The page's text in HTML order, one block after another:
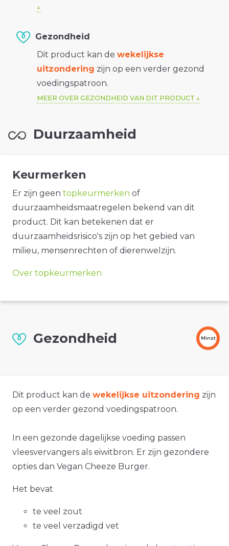
Gezondheid
Dit product kan de wekelijkse
uitzondering zijn op een verder gezond
voedingspatroon.
MEER OVER GEZONDHEID VAN DIT PRODUCT
Duurzaamheid
Keurmerken
Er zijn geen topkeurmerken of
duurzaamheidsmaatregelen bekend van dit
product. Dit kan betekenen dat er
duurzaamheidsrisico's zijn op het gebied van
milieu, mensenrechten of dierenwelzijn.
Over topkeurmerken
Gezondheid Minst
Dit product kan de wekelijkse uitzondering zijn
op een verder gezond voedingspatroon.
In een gezonde dagelijkse voeding passen
vleesvervangers als eiwitbron. Er zijn gezondere
opties dan Vegan Cheeze Burger.
Het bevat
te veel zout
te veel verzadigd vet